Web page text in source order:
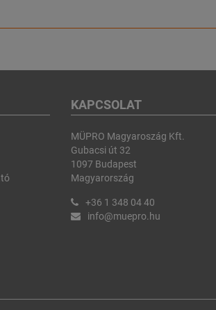
KAPCSOLAT
MÜPRO Magyaroszág Kft.
Gubacsi út 32
1097 Budapest
Magyarország
+36 1 348 04 40
info@muepro.hu